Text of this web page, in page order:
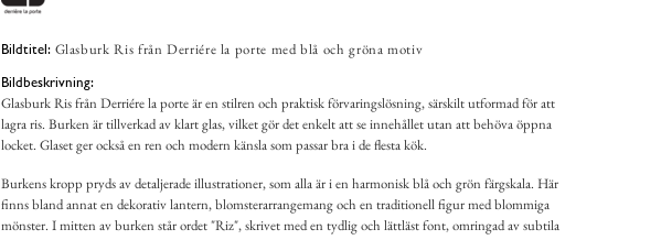
Bildtitel: Glasburk Ris från Derriére la porte med blå och gröna motiv
Bildbeskrivning:
Glasburk Ris från Derriére la porte är en stilren och praktisk förvaringslösning, särskilt utformad för att
lagra ris. Burken är tillverkad av klart glas, vilket gör det enkelt att se innehållet utan att behöva öppna
locket. Glaset ger också en ren och modern känsla som passar bra i de flesta kök.
Burkens kropp pryds av detaljerade illustrationer, som alla är i en harmonisk blå och grön färgskala. Här
finns bland annat en dekorativ lantern, blomsterarrangemang och en traditionell figur med blommiga
mönster. I mitten av burken står ordet "Riz", skrivet med en tydlig och lättläst font, omringad av subtila